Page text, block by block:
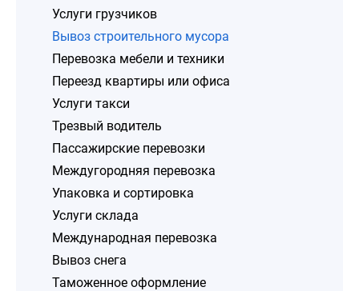
Услуги грузчиков
Вывоз строительного мусора
Перевозка мебели и техники
Переезд квартиры или офиса
Услуги такси
Трезвый водитель
Пассажирские перевозки
Междугородняя перевозка
Упаковка и сортировка
Услуги склада
Международная перевозка
Вывоз снега
Таможенное оформление